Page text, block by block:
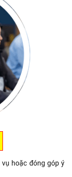
hoặc đóng góp ý